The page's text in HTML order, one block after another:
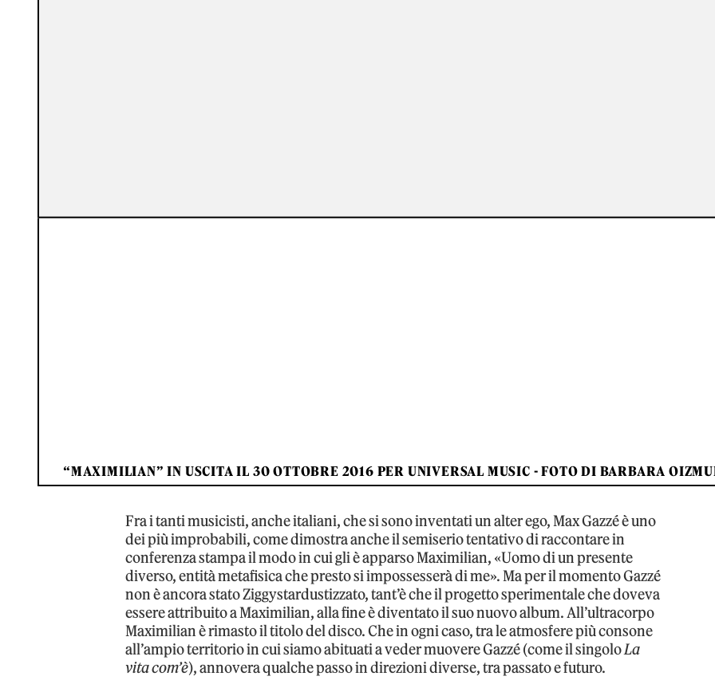
“MAXIMILIAN” IN USCITA IL 30 OTTOBRE 2016 PER UNIVERSAL MUSIC - FOTO DI BARBARA
Fra i tanti musicisti, anche italiani, che si sono inventati un alter ego, Max Gazzé è uno
dei più improbabili, come dimostra anche il semiserio tentativo di raccontare in
conferenza stampa il modo in cui gli è apparso Maximilian, «Uomo di un presente
diverso, entità metafisica che presto si impossesserà di me». Ma per il momento Gazzé
non è ancora stato Ziggystardustizzato, tant’è che il progetto sperimentale che doveva
essere attribuito a Maximilian, alla fine è diventato il suo nuovo album. All’ultracorpo
Maximilian è rimasto il titolo del disco. Che in ogni caso, tra le atmosfere più consone
all’ampio territorio in cui siamo abituati a veder muovere Gazzé (come il singoloLa
vita com’è), annovera qualche passo in direzioni diverse, tra passato e futuro.